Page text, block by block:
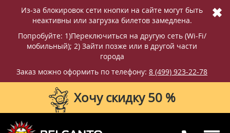
Из-за блокировок сети кнопки на сайте могут быть
неактивны или загрузка билетов замедлена.
Попробуйте: 1)Переключиться на другую сеть (Wi-Fi/
мобильный); 2) Зайти позже или в другой части
города
Заказ можно оформить по телефону: 8 (499) 923-22-78
✖
Хочу скидку 50 %